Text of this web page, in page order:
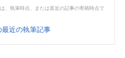
、執筆時点、または直近の記事の寄稿時点で
近の執筆記事